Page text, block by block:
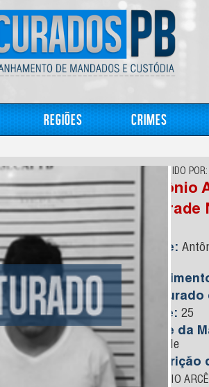
Regiões Crimes
CONHECIDO POR:
Antônio
Andrade
Nome:
Idade: 25
Nome da
Andrade
Descrição
ANTONIO